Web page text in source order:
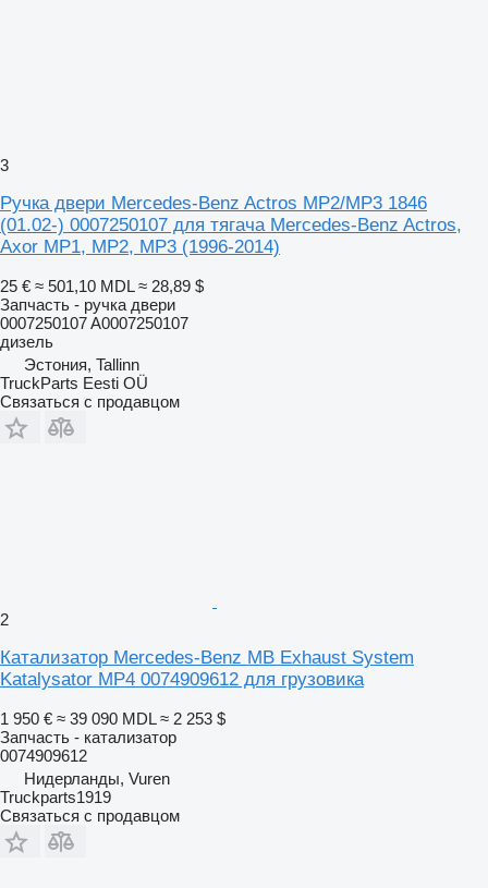
3
Ручка двери Mercedes-Benz Actros MP2/MP3 1846
(01.02-) 0007250107 для тягача Mercedes-Benz Actros,
Axor MP1, MP2, MP3 (1996-2014)
25 € ≈ 501,10 MDL ≈ 28,89 $
Запчасть - ручка двери
0007250107 A0007250107
дизель
Эстония, Tallinn
TruckParts Eesti OÜ
Связаться с продавцом
2
Катализатор Mercedes-Benz MB Exhaust System
Katalysator MP4 0074909612 для грузовика
1 950 € ≈ 39 090 MDL ≈ 2 253 $
Запчасть - катализатор
0074909612
Нидерланды, Vuren
Truckparts1919
Связаться с продавцом